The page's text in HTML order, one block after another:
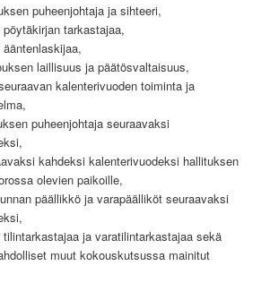
puheenjohtaja ja sihteeri,
tarkastajaa,
laillisuus ja päätösvaltaisuus,
kalenterivuoden toiminta ja
puheenjohtaja seuraavaksi
kahdeksi kalenterivuodeksi hallituksen
olevien paikoille,
päällikkö ja varapäälliköt seuraavaksi
ja varatilintarkastajaa sekä
muut kokouskutsussa mainitut